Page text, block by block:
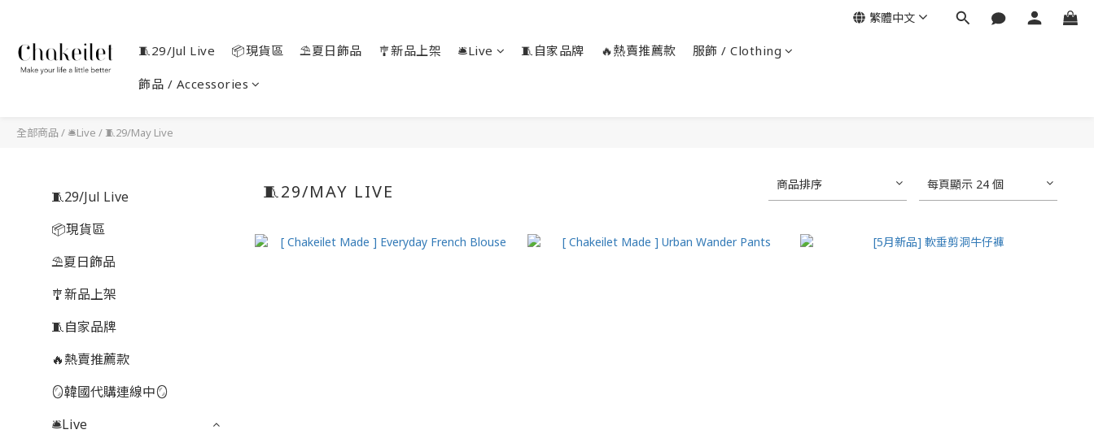
🧵29/Jul Live 📦現貨區 ⛱️夏日飾品 🎐新品上架 🛎️Live 🧵自家品牌 🔥熱賣推薦款 服飾 / Clothing
飾品 / Accessories
繁體中文
全部商品 /🛎️Live / 🧵29/May Live
🧵29/Jul Live
📦現貨區
⛱️夏日飾品
🎐新品上架
🧵自家品牌
🔥熱賣推薦款
🪞韓國代購連線中🪞
🛎️Live
🧵29/MAY LIVE 商品排序 每頁顯示 24 個